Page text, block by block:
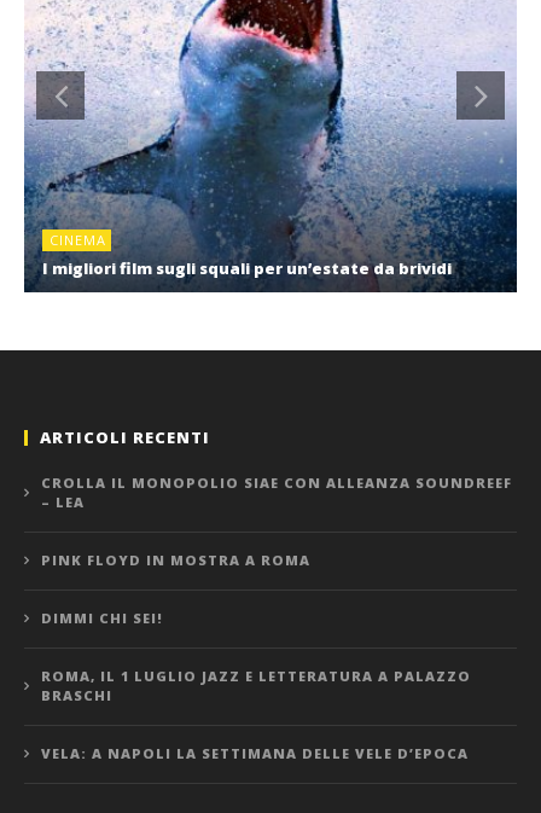
CINEMA
I migliori film sugli squali per un’estate da brividi
ARTICOLI RECENTI
CROLLA IL MONOPOLIO SIAE CON ALLEANZA SOUNDREEF
– LEA
PINK FLOYD IN MOSTRA A ROMA
DIMMI CHI SEI!
ROMA, IL 1 LUGLIO JAZZ E LETTERATURA A PALAZZO
BRASCHI
VELA: A NAPOLI LA SETTIMANA DELLE VELE D’EPOCA